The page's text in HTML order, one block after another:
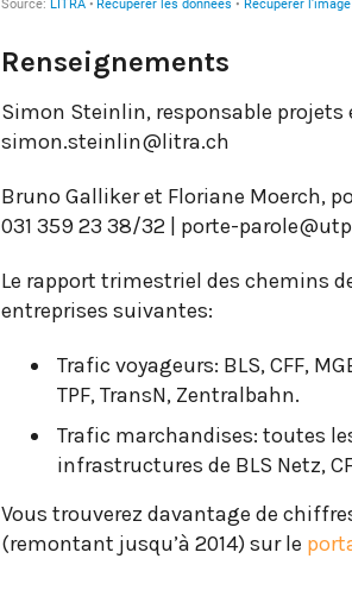
Renseignements
Simon Steinlin, responsable projets
simon.steinlin@litra.ch
Bruno Galliker et Floriane Moerch,
031 359 23 38/32 | porte-
Le rapport trimestriel des chemins
entreprises suivantes:
Trafic voyageurs: BLS, CFF,
TPF, TransN, Zentralbahn.
Trafic marchandises: toutes
infrastructures de BLS Netz,
Vous trouverez davantage de
(remontant jusqu’à 2014) sur le